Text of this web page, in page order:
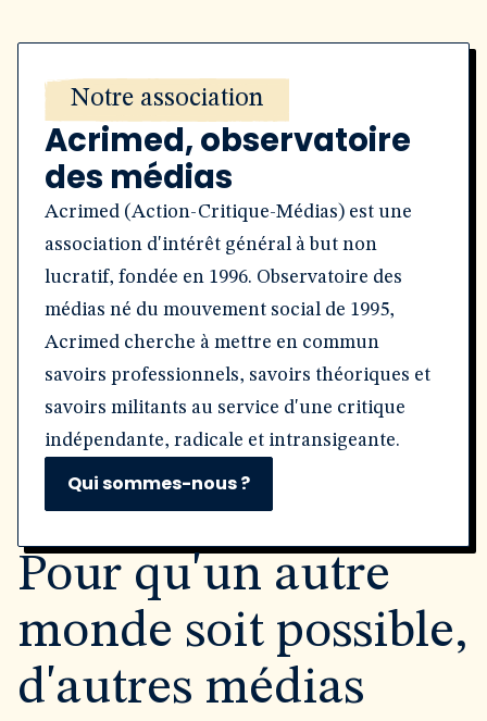
Notre association
Acrimed, observatoire
des médias
Acrimed (Action-Critique-Médias) est une
association d'intérêt général à but non
lucratif, fondée en 1996. Observatoire des
médias né du mouvement social de 1995,
Acrimed cherche à mettre en commun
savoirs professionnels, savoirs théoriques et
savoirs militants au service d'une critique
indépendante, radicale et intransigeante.
Qui sommes-nous ?
Pour qu'un autre
monde soit possible,
d'autres médias